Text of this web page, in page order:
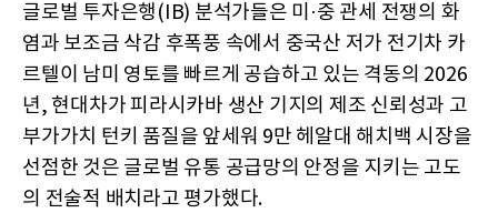
글로벌 투자은행(IB) 분석가들은 미·중 관세 전쟁의 화
염과 보조금 삭감 후폭풍 속에서 중국산 저가 전기차 카
르텔이 남미 영토를 빠르게 공습하고 있는 격동의 2026
년, 현대차가 피라시카바 생산 기지의 제조 신뢰성과 고
부가가치 턴키 품질을 앞세워 9만 헤알대 해치백 시장을
선점한 것은 글로벌 유통 공급망의 안정을 지키는 고도
의 전술적 배치라고 평가했다.